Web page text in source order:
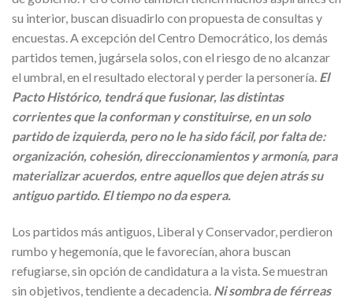
su interior, buscan disuadirlo con propuesta de consultas y
encuestas. A excepción del Centro Democrático, los demás
partidos temen, jugársela solos, con el riesgo de no alcanzar
el umbral, en el resultado electoral y perder la personería. El
Pacto Histórico, tendrá que fusionar, las distintas
corrientes que la conforman y constituirse, en un solo
partido de izquierda, pero no le ha sido fácil, por falta de:
organización, cohesión, direccionamientos y armonía, para
materializar acuerdos, entre aquellos que dejen atrás su
antiguo partido. El tiempo no da espera.
Los partidos más antiguos, Liberal y Conservador, perdieron
rumbo y hegemonía, que le favorecían, ahora buscan
refugiarse, sin opción de candidatura a la vista. Se muestran
sin objetivos, tendiente a decadencia. Ni sombra de férreas